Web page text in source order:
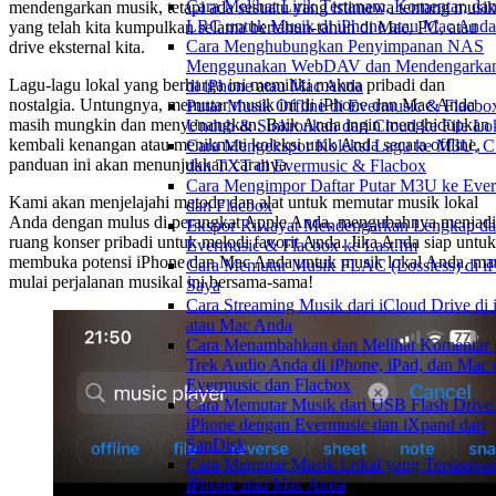
Cara Melihat Lirik Tertanam, Komentar,
LRC untuk Musik di iPhone atau Mac Anda
Cara Menghubungkan Penyimpanan NAS
Menggunakan WebDAV dan
di iPhone atau Mac Anda
Putar Musik Offline di Evermusic &
Unduh & Sinkronkan dari Cloud ke File
Cara Mengekspor Koleksi Lagu ke M3U,
dan TXT di Evermusic & Flacbox
Cara Mengimpor Daftar Putar M3U ke
dan Flacbox
Ekspor Riwayat Mendengarkan Lengkap
Evermusic & Flacbox ke Last.fm
Cara Memutar Musik FLAC (Lossless) di
Saya
Cara Streaming Musik dari iCloud Drive di
atau Mac Anda
Cara Menambahkan dan Melihat Komentar
Trek Audio Anda di iPhone, iPad, dan Mac
Evermusic dan Flacbox
Cara Memutar Musik dari USB Flash
iPhone dengan Evermusic dan iXpand dari
SanDisk
Cara Memutar Musik Lokal yang
iPhone atau Mac Anda
mendengarkan musik, tetapi ada sesuatu yang istimewa tentang musik
yang telah kita kumpulkan selama bertahun-tahun di Mac, PC, atau
drive eksternal kita.
Lagu-lagu lokal yang berharga ini memiliki makna pribadi dan
nostalgia. Untungnya, memutar musik ini di iPhone dan Mac Anda
masih mungkin dan menyenangkan. Baik Anda ingin menghidupkan
kembali kenangan atau menikmati koleksi unik Anda secara offline,
panduan ini akan menunjukkan caranya.
Kami akan menjelajahi metode dan alat untuk memutar musik lokal
Anda dengan mulus di perangkat Apple Anda, mengubahnya menjadi
ruang konser pribadi untuk melodi favorit Anda. Jika Anda siap untuk
membuka potensi iPhone dan Mac Anda untuk musik lokal Anda,
mulai perjalanan musikal ini bersama-sama!